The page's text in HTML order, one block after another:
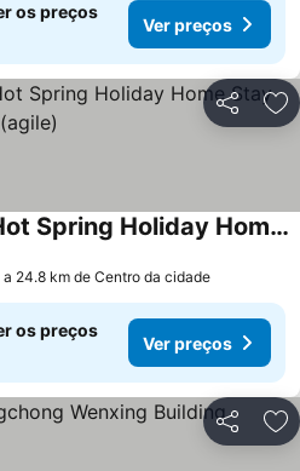
os preços
Ver preços
Partilhar
Time On The Cloud Hot Spring Holiday Home Stay (agile)
a 24.8 km de Centro da cidade
os preços
Ver preços
Partilhar